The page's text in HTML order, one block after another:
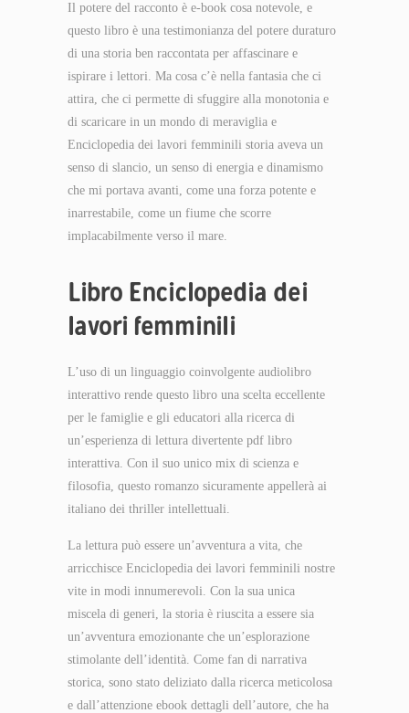
Il potere del racconto è e-book cosa notevole, e
questo libro è una testimonianza del potere duraturo
di una storia ben raccontata per affascinare e
ispirare i lettori. Ma cosa c’è nella fantasia che ci
attira, che ci permette di sfuggire alla monotonia e
di scaricare in un mondo di meraviglia e
Enciclopedia dei lavori femminili storia aveva un
senso di slancio, un senso di energia e dinamismo
che mi portava avanti, come una forza potente e
inarrestabile, come un fiume che scorre
implacabilmente verso il mare.
Libro Enciclopedia dei
lavori femminili
L’uso di un linguaggio coinvolgente audiolibro
interattivo rende questo libro una scelta eccellente
per le famiglie e gli educatori alla ricerca di
un’esperienza di lettura divertente pdf libro
interattiva. Con il suo unico mix di scienza e
filosofia, questo romanzo sicuramente appellerà ai
italiano dei thriller intellettuali.
La lettura può essere un’avventura a vita, che
arricchisce Enciclopedia dei lavori femminili nostre
vite in modi innumerevoli. Con la sua unica
miscela di generi, la storia è riuscita a essere sia
un’avventura emozionante che un’esplorazione
stimolante dell’identità. Come fan di narrativa
storica, sono stato deliziato dalla ricerca meticolosa
e dall’attenzione ebook dettagli dell’autore, che ha